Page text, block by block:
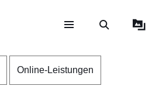
Online-Leistungen